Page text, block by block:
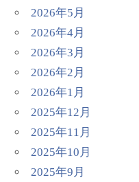
2026年5月
2026年4月
2026年3月
2026年2月
2026年1月
2025年12月
2025年11月
2025年10月
2025年9月